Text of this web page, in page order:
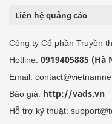
Liên hệ quảng cáo
Công ty Cổ phần Truyền
Hotline: 0919405885 (Hà
Email:
Báo giá: http://vads.vn
Hỗ trợ kỹ thuật: